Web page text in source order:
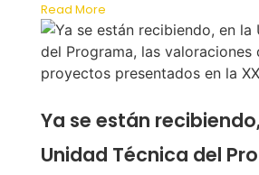
Read More
Ya se están
Unidad Técnica del